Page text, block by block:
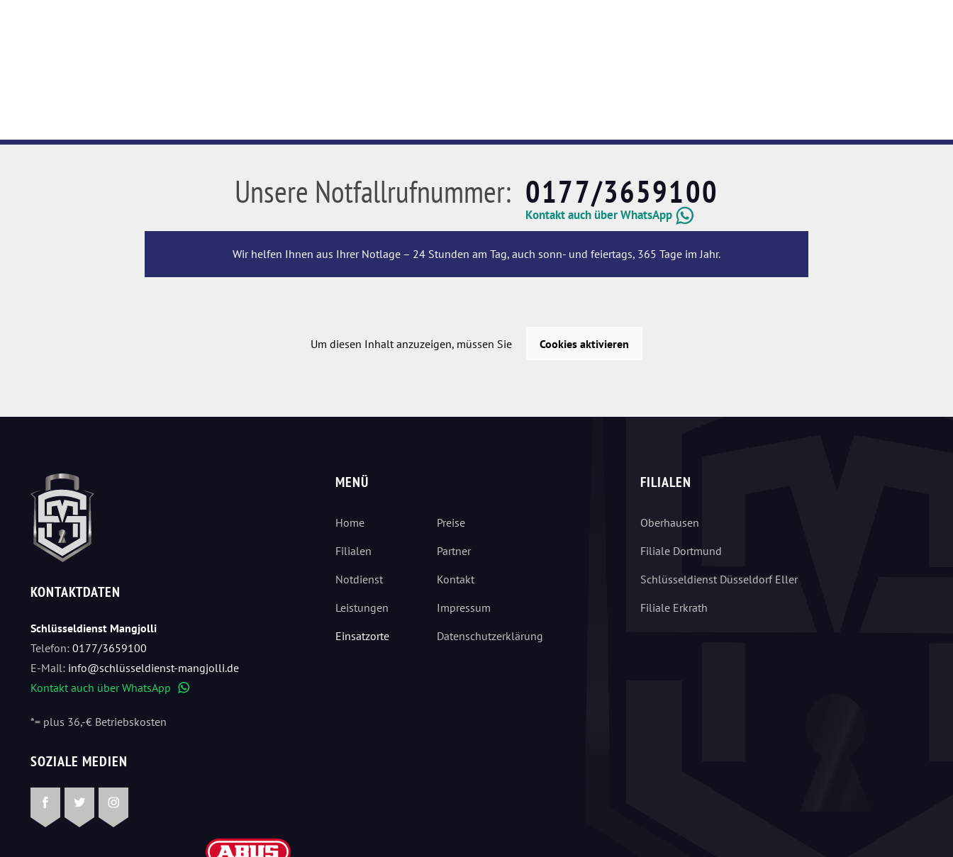
Unsere Notfallrufnummer: 0177/3659100
Kontakt auch über WhatsApp
Wir helfen Ihnen aus Ihrer Notlage – 24 Stunden am Tag, auch sonn- und feiertags, 365 Tage im Jahr.
Um diesen Inhalt anzuzeigen, müssen Sie Cookies aktivieren
KONTAKTDATEN
Schlüsseldienst Mangjolli
Telefon: 0177/3659100
E-Mail: info@schlüsseldienst-mangjolli.de
Kontakt auch über WhatsApp
*= plus 36,-€ Betriebskosten
MENÜ
Home
Filialen
Notdienst
Leistungen
Einsatzorte
Preise
Partner
Kontakt
Impressum
Datenschutzerklärung
FILIALEN
Oberhausen
Filiale Dortmund
Schlüsseldienst Düsseldorf Eller
Filiale Erkrath
SOZIALE MEDIEN
FacebookTwitterInstagram